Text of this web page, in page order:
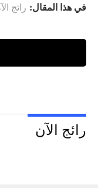
في هذا المقال: رائج
رائج الآن